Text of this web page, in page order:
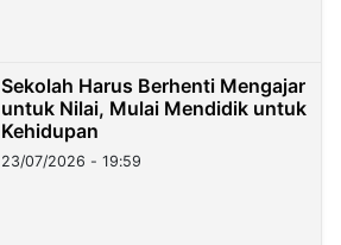
Sekolah Harus Berhenti Mengajar
untuk Nilai, Mulai Mendidik untuk
Kehidupan
23/07/2026 - 19:59